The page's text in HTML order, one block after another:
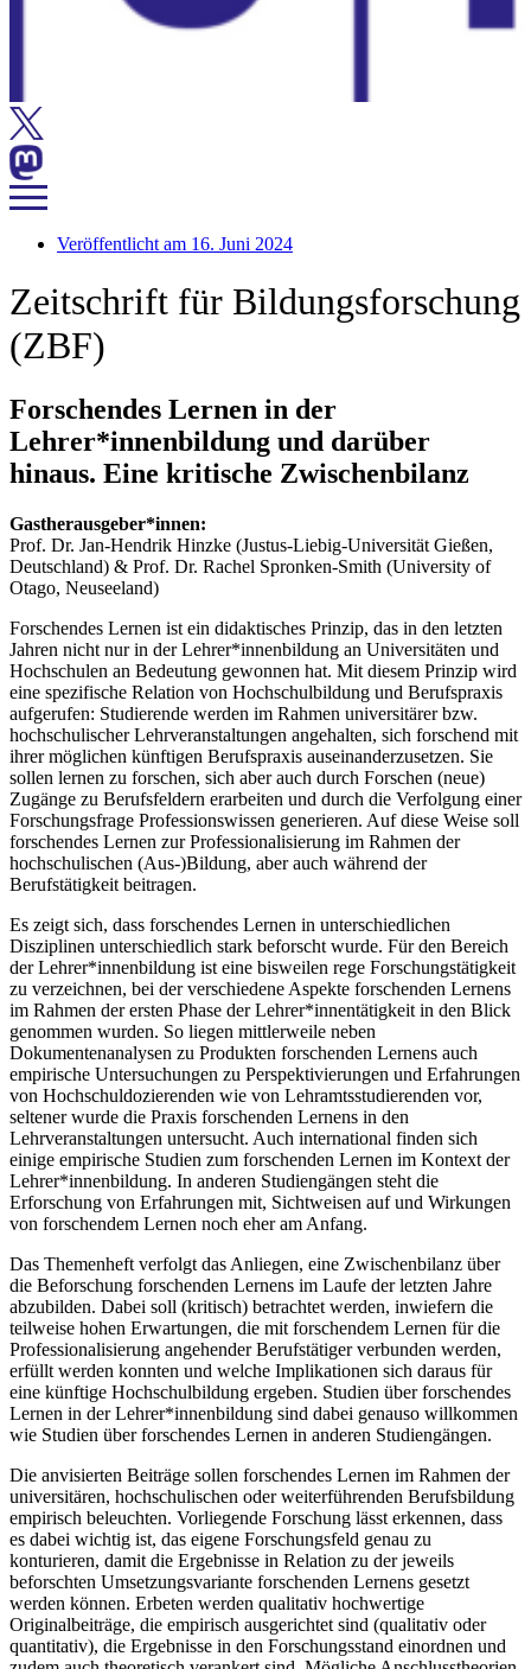
Veröffentlicht am 16. Juni 2024
Zeitschrift für Bildungsforschung
(ZBF)
Forschendes Lernen in der
Lehrer*innenbildung und darüber
hinaus. Eine kritische Zwischenbilanz
Gastherausgeber*innen:
Prof. Dr. Jan-Hendrik Hinzke (Justus-Liebig-Universität Gießen,
Deutschland) & Prof. Dr. Rachel Spronken-Smith (University of
Otago, Neuseeland)
Forschendes Lernen ist ein didaktisches Prinzip, das in den letzten
Jahren nicht nur in der Lehrer*innenbildung an Universitäten und
Hochschulen an Bedeutung gewonnen hat. Mit diesem Prinzip wird
eine spezifische Relation von Hochschulbildung und Berufspraxis
aufgerufen: Studierende werden im Rahmen universitärer bzw.
hochschulischer Lehrveranstaltungen angehalten, sich forschend mit
ihrer möglichen künftigen Berufspraxis auseinanderzusetzen. Sie
sollen lernen zu forschen, sich aber auch durch Forschen (neue)
Zugänge zu Berufsfeldern erarbeiten und durch die Verfolgung einer
Forschungsfrage Professionswissen generieren. Auf diese Weise soll
forschendes Lernen zur Professionalisierung im Rahmen der
hochschulischen (Aus-)Bildung, aber auch während der
Berufstätigkeit beitragen.
Es zeigt sich, dass forschendes Lernen in unterschiedlichen
Disziplinen unterschiedlich stark beforscht wurde. Für den Bereich
der Lehrer*innenbildung ist eine bisweilen rege Forschungstätigkeit
zu verzeichnen, bei der verschiedene Aspekte forschenden Lernens
im Rahmen der ersten Phase der Lehrer*innentätigkeit in den Blick
genommen wurden. So liegen mittlerweile neben
Dokumentenanalysen zu Produkten forschenden Lernens auch
empirische Untersuchungen zu Perspektivierungen und Erfahrungen
von Hochschuldozierenden wie von Lehramtsstudierenden vor,
seltener wurde die Praxis forschenden Lernens in den
Lehrveranstaltungen untersucht. Auch international finden sich
einige empirische Studien zum forschenden Lernen im Kontext der
Lehrer*innenbildung. In anderen Studiengängen steht die
Erforschung von Erfahrungen mit, Sichtweisen auf und Wirkungen
von forschendem Lernen noch eher am Anfang.
Das Themenheft verfolgt das Anliegen, eine Zwischenbilanz über
die Beforschung forschenden Lernens im Laufe der letzten Jahre
abzubilden. Dabei soll (kritisch) betrachtet werden, inwiefern die
teilweise hohen Erwartungen, die mit forschendem Lernen für die
Professionalisierung angehender Berufstätiger verbunden werden,
erfüllt werden konnten und welche Implikationen sich daraus für
eine künftige Hochschulbildung ergeben. Studien über forschendes
Lernen in der Lehrer*innenbildung sind dabei genauso willkommen
wie Studien über forschendes Lernen in anderen Studiengängen.
Die anvisierten Beiträge sollen forschendes Lernen im Rahmen der
universitären, hochschulischen oder weiterführenden Berufsbildung
empirisch beleuchten. Vorliegende Forschung lässt erkennen, dass
es dabei wichtig ist, das eigene Forschungsfeld genau zu
konturieren, damit die Ergebnisse in Relation zu der jeweils
beforschten Umsetzungsvariante forschenden Lernens gesetzt
werden können. Erbeten werden qualitativ hochwertige
Originalbeiträge, die empirisch ausgerichtet sind (qualitativ oder
quantitativ), die Ergebnisse in den Forschungsstand einordnen und